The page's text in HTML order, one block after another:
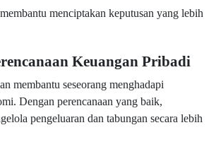
menciptakan keputusan yang lebih
Keuangan Pribadi
membantu seseorang menghadapi
Dengan perencanaan yang baik,
pengeluaran dan tabungan secara lebih